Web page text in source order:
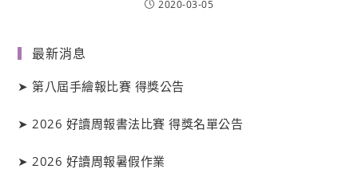
2020-03-05
最新消息
➤第八屆手繪報比賽 得獎公告
➤2026 好讀周報書法比賽 得獎名單公告
➤2026 好讀周報暑假作業